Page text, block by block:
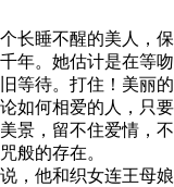
睡不醒的美人，保
年。她估计是在等
等待。打住！美丽
如何相爱的人，只
景，留不住爱情，
般的存在。
他和织女连王母娘